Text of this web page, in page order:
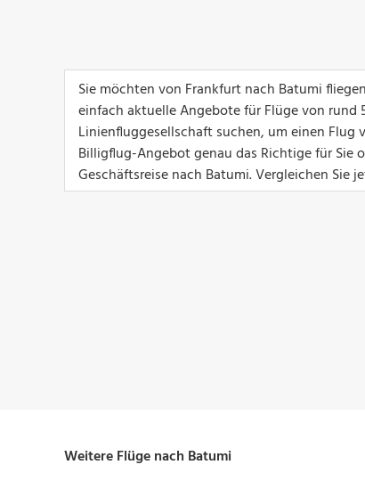
Sie möchten von Frankfurt nach Batumi
einfach aktuelle Angebote für Flüge von rund
Linienfluggesellschaft suchen, um einen Flug
Billigflug-Angebot genau das Richtige für Sie
Geschäftsreise nach Batumi. Vergleichen Sie
Weitere Flüge nach Batumi